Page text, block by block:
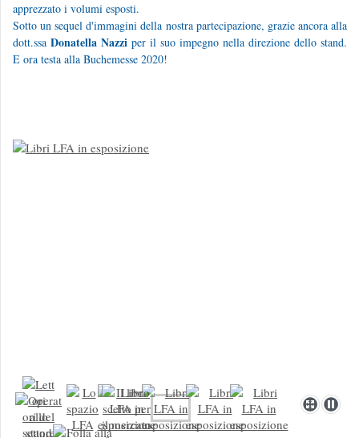
apprezzato i volumi esposti.
Sotto un sequel d'immagini della nostra partecipazione, grazie ancora alla
dott.ssa Donatella Nazzi per il suo impegno nella direzione dello stand.
E ora testa alla Buchemesse 2020!